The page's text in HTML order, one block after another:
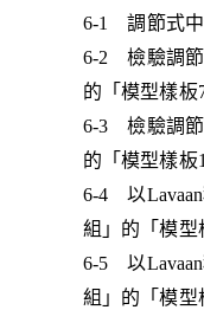
6-1 調節式中
6-2 檢驗調節
的「模型樣板7
6-3 檢驗調節
的「模型樣板
6-4 以Lavaan
組」的「模型
6-5 以Lavaan
組」的「模型